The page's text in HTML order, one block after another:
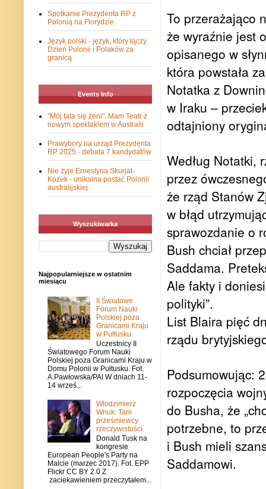
To przerażająco
że wyraźnie jest
opisanego w
która powstała
Notatka z
w Iraku –
odtajniony
Według Notatki,
przez
że rząd Stanów
w błąd
sprawozdanie o
Bush chciał
Saddama.
Ale fakty i
polityki”.
List Blaira pięć
rządu
Podsumowując:
rozpoczęcia
do Busha, że
potrzebne, to
i Bush mieli
Saddamowi.
Spotkanie Prezydenta RP z
Polonią na Florydzie
Język polski - język, który łączy.
Dzień Polonii i Polaków za
granicą
Events Info
"Mój tata się żeni". Mam Teatr z
nowym spektaklem w Australii
Prawybory na urząd Prezydenta
RP 2025 - debata 7 kandydatów
Nie żyje Ernestyna Skurjat-
Kozek - unikalna postać Polonii
australijskiej
Wyszukiwarka
Najpopularniejsze w ostatnim
miesiącu
II Światowe
Forum Nauki
Polskiej poza
Granicami Kraju
w Pułtusku
Uczestnicy II
Światowego Forum Nauki
Polskiej poza Granicami Kraju w
Domu Polonii w Pułtusku. Fot.
A.Pawłowska/PAI W dniach 11-
14 wrześ...
Włodzimierz
Wnuk: Tani
prześmiewcy
rzeczywistości
Donald Tusk na
kongresie
European People's Party na
Malcie (marzec 2017). Fot. EPP
Flickr CC BY 2.0 Z
zaciekawieniem przeczytałem...